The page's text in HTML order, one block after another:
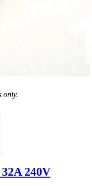
only.
240V